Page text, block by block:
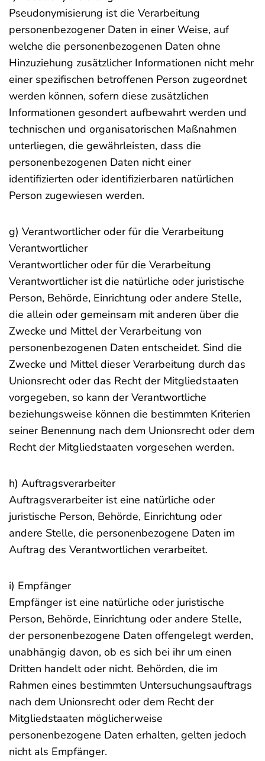
Pseudonymisierung ist die Verarbeitung
personenbezogener Daten in einer Weise, auf
welche die personenbezogenen Daten ohne
Hinzuziehung zusätzlicher Informationen nicht mehr
einer spezifischen betroffenen Person zugeordnet
werden können, sofern diese zusätzlichen
Informationen gesondert aufbewahrt werden und
technischen und organisatorischen Maßnahmen
unterliegen, die gewährleisten, dass die
personenbezogenen Daten nicht einer
identifizierten oder identifizierbaren natürlichen
Person zugewiesen werden.
g) Verantwortlicher oder für die Verarbeitung
Verantwortlicher
Verantwortlicher oder für die Verarbeitung
Verantwortlicher ist die natürliche oder juristische
Person, Behörde, Einrichtung oder andere Stelle,
die allein oder gemeinsam mit anderen über die
Zwecke und Mittel der Verarbeitung von
personenbezogenen Daten entscheidet. Sind die
Zwecke und Mittel dieser Verarbeitung durch das
Unionsrecht oder das Recht der Mitgliedstaaten
vorgegeben, so kann der Verantwortliche
beziehungsweise können die bestimmten Kriterien
seiner Benennung nach dem Unionsrecht oder dem
Recht der Mitgliedstaaten vorgesehen werden.
h) Auftragsverarbeiter
Auftragsverarbeiter ist eine natürliche oder
juristische Person, Behörde, Einrichtung oder
andere Stelle, die personenbezogene Daten im
Auftrag des Verantwortlichen verarbeitet.
i) Empfänger
Empfänger ist eine natürliche oder juristische
Person, Behörde, Einrichtung oder andere Stelle,
der personenbezogene Daten offengelegt werden,
unabhängig davon, ob es sich bei ihr um einen
Dritten handelt oder nicht. Behörden, die im
Rahmen eines bestimmten Untersuchungsauftrags
nach dem Unionsrecht oder dem Recht der
Mitgliedstaaten möglicherweise
personenbezogene Daten erhalten, gelten jedoch
nicht als Empfänger.